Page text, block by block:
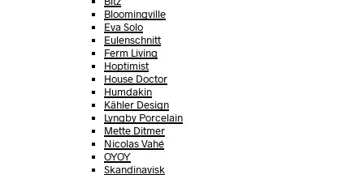
Bloomingville
Eva Solo
Eulenschnitt
Ferm Living
Hoptimist
House Doctor
Humdakin
Kähler Design
Lyngby Porcelain
Mette Ditmer
Nicolas Vahé
OYOY
Skandinavisk